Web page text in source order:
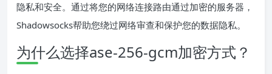
隐私和安全。通过将您的网络连接路由通过加密的服务器，
Shadowsocks帮助您绕过网络审查和保护您的数据隐私。
为什么选择ase-256-gcm加密方式？